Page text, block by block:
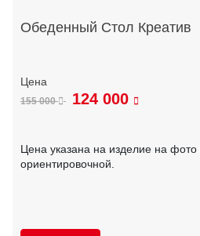
Обеденный Стол Креатив
155 000 124 000
Цена указана на изделие на фото
ориентировочной.